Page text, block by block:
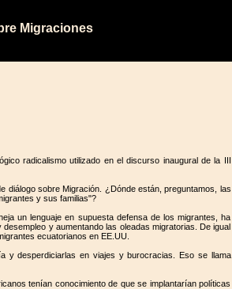
Migraciones
radicalismo utilizado en el discurso inaugural de la III
diálogo sobre Migración. ¿Dónde están, preguntamos, las
y sus familias"?
un lenguaje en supuesta defensa de los migrantes, ha
y aumentando las oleadas migratorias. De igual
ecuatorianos en EE.UU.
y desperdiciarlas en viajes y burocracias. Eso se llama
tenían conocimiento de que se implantarían políticas